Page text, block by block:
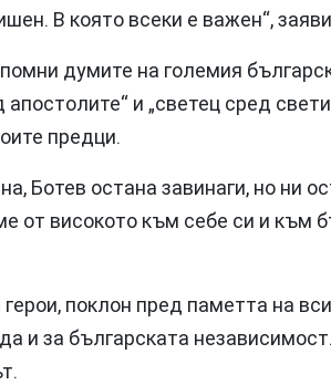
В която всеки е важен“,
думите на големия
и „светец сред
предци.
Ботев остана завинаги, но ни
от високото към себе си и
поклон пред паметта на
и за българската